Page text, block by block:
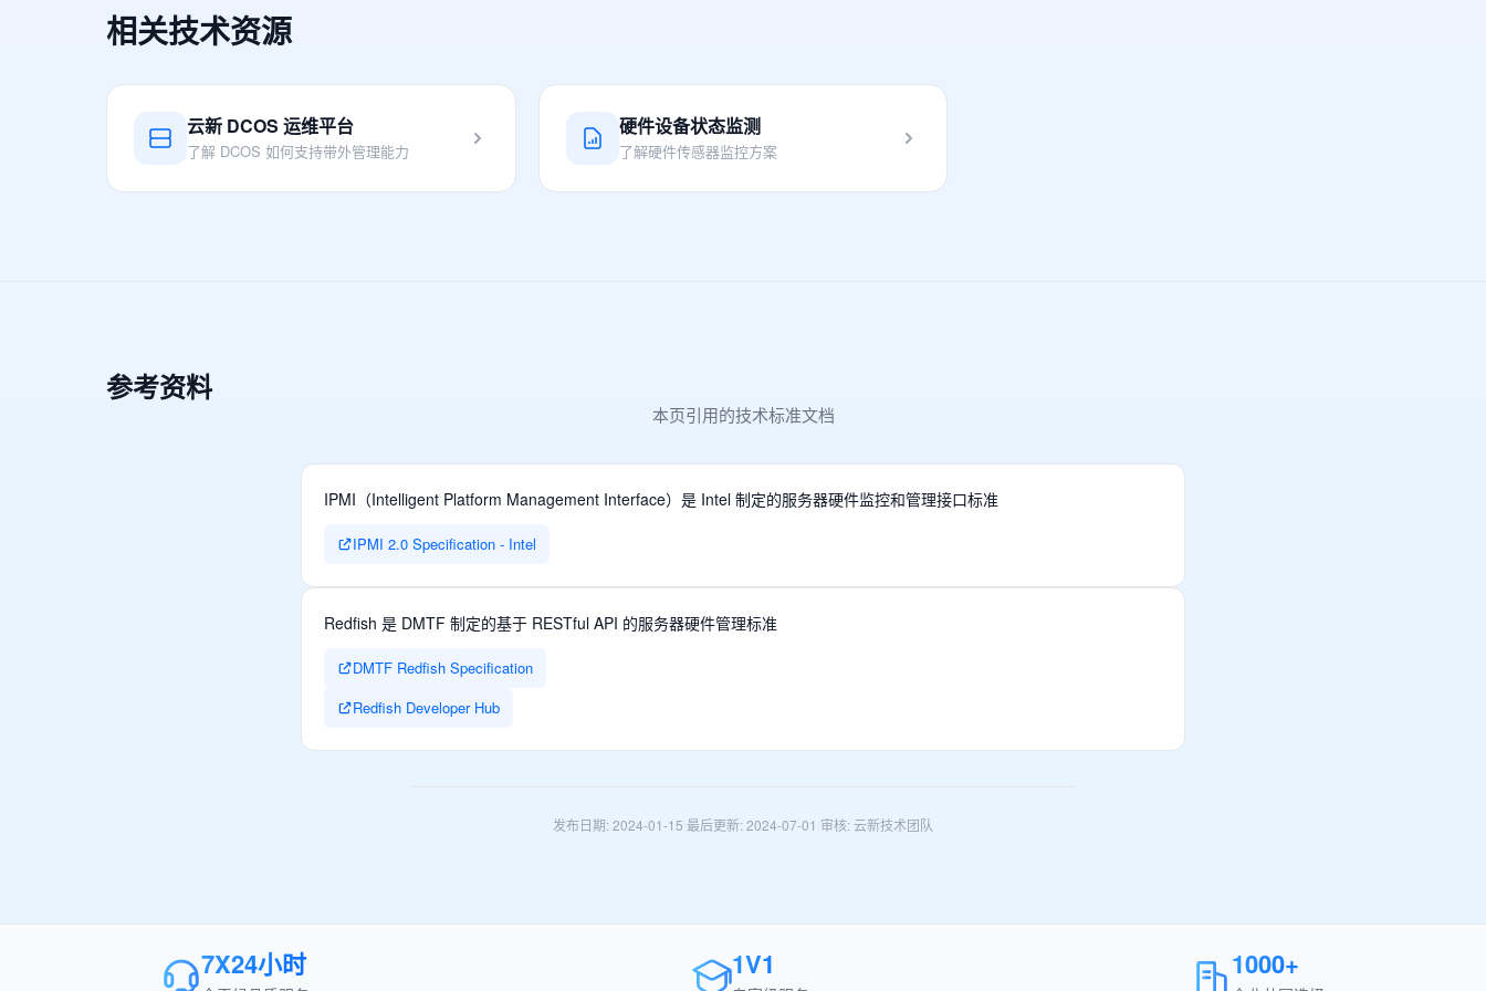
相关技术资源
云新 DCOS 运维平台
了解 DCOS 如何支持带外管理能力
硬件设备状态监测
了解硬件传感器监控方案
参考资料
本页引用的技术标准文档
IPMI（Intelligent Platform Management Interface）是 Intel 制定的服务器硬件监控和管理接口标准
IPMI 2.0 Specification - Intel
Redfish 是 DMTF 制定的基于 RESTful API 的服务器硬件管理标准
DMTF Redfish Specification
Redfish Developer Hub
发布日期: 2024-01-15 最后更新: 2024-07-01 审核: 云新技术团队
7X24小时 1V1 1000+